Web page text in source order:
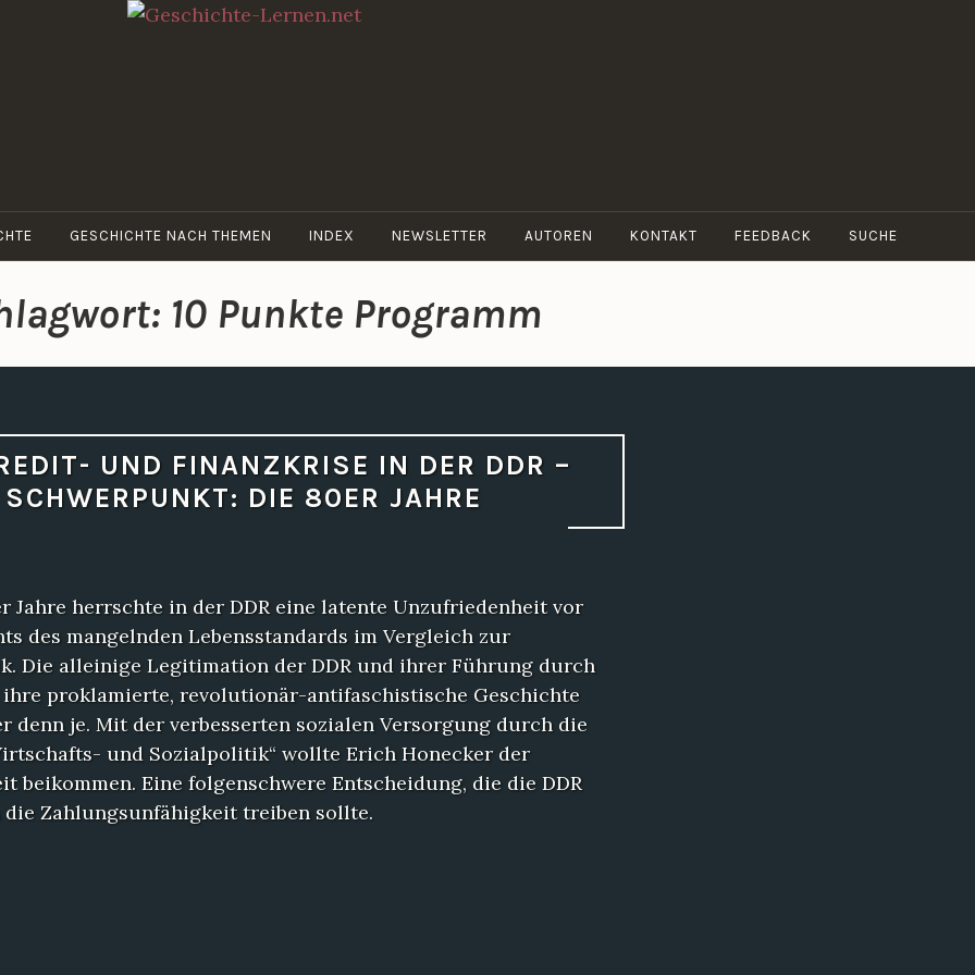
GESCHICHTE NACH THEMEN INDEX NEWSLETTER AUTOREN KONTAKT FEEDBACK SUCHE
10 Punkte Programm
UND FINANZKRISE IN DER DDR –
SCHWERPUNKT: DIE 80ER JAHRE
Jahre herrschte in der DDR eine latente Unzufriedenheit vor
des mangelnden Lebensstandards im Vergleich zur
Die alleinige Legitimation der DDR und ihrer Führung durch
ihre proklamierte, revolutionär-antifaschistische Geschichte
denn je. Mit der verbesserten sozialen Versorgung durch die
und Sozialpolitik“ wollte Erich Honecker der
beikommen. Eine folgenschwere Entscheidung, die die DDR
Zahlungsunfähigkeit treiben sollte.